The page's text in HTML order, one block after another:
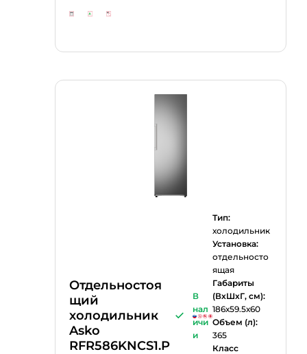
Отдельностоя
щий
холодильник
Asko
RFR586KNCS1.P
В
нал
ичи
и
Тип:
холодильник
Установка:
отдельносто
ящая
Габариты
(ВхШхГ, см):
186х59.5х60
Объем (л):
365
Класс